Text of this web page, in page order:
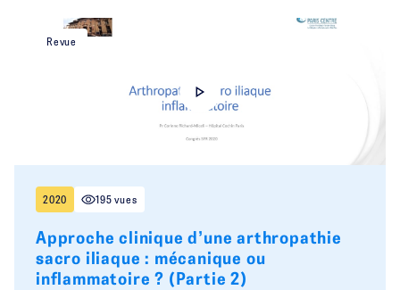
Revue
2020 195 vues
Approche clinique d’une arthropathie
sacro iliaque : mécanique ou
inflammatoire ? (Partie 2)